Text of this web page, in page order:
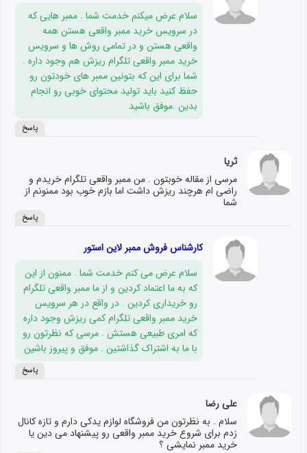
سلام عرض میکنم خدمت شما . ممبر هایی که
در سرویس خرید ممبر واقعی هستن همه
واقعی هستن و در تمامی روش ها و سرویس
خرید ممبر واقعی تلگرام ریزش هم وجود داره .
شما برای این که بتونین ممبر های خودتون رو
حفظ کنید باید تولید محتوای خوبی رو انجام
بدین .موفق باشید
پاسخ
ثریا
مرسی از مقاله خوبتون . من ممبر واقعی تلگرام خریدم و
راضی ام هرچند ریزش داشت اما بازم خوب بود ممنونم از
شما
پاسخ
کارشناس فروش ممبر لاین استور
سلام عرض می کنم خدمت شما . ممنون از این
که به ما اعتماد کردین و از ما ممبر واقعی تلگرام
رو خریداری کردین . در واقع در هر سرویس
خرید ممبر واقعی تلگرام کمی ریزش وجود داره
که امری طبیعی هستش . مرسی که نظرتون رو
با ما به اشتراک گذاشتین . موفق و پیروز باشین
پاسخ
علی رضا
سلام . به نظرتون من فروشگاه لوازم یدکی دارم و تازه کانال
زدم برای شروع خرید ممبر واقعی رو پیشنهاد می دین یا
خرید ممبر نمایشی ؟